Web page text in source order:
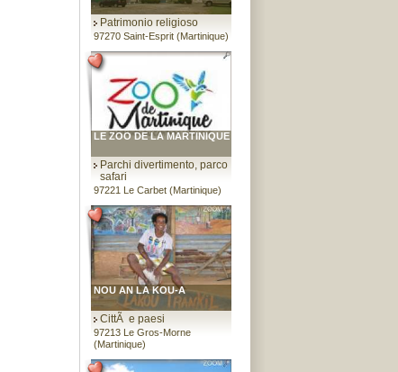
Patrimonio religioso
97270 Saint-Esprit (Martinique)
LE ZOO DE LA MARTINIQUE
Parchi divertimento, parco
safari
97221 Le Carbet (Martinique)
NOU AN LA KOU-A
CittÃ e paesi
97213 Le Gros-Morne
(Martinique)